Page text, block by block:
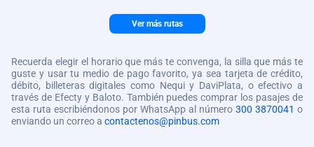
Ver más rutas
Recuerda elegir el horario que más te convenga, la silla que más te
guste y usar tu medio de pago favorito, ya sea tarjeta de crédito,
débito, billeteras digitales como Nequi y DaviPlata, o efectivo a
través de Efecty y Baloto. También puedes comprar los pasajes de
esta ruta escribiéndonos por WhatsApp al número 300 3870041 o
enviando un correo a contactenos@pinbus.com